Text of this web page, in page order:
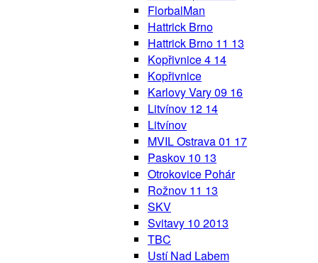
FlorbalMan
Hattrick Brno
Hattrick Brno 11 13
Kopřivnice 4 14
Kopřivnice
Karlovy Vary 09 16
Litvínov 12 14
Litvínov
MVIL Ostrava 01 17
Paskov 10 13
Otrokovice Pohár
Rožnov 11 13
SKV
Svitavy 10 2013
TBC
Ustí Nad Labem